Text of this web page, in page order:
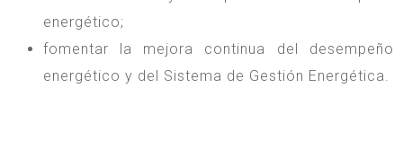
energético;
fomentar la mejora continua del desempeño
energético y del Sistema de Gestión Energética.